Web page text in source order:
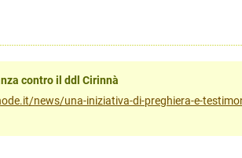
contro il ddl Cirinnà
news/una-iniziativa-di-preghiera-e-